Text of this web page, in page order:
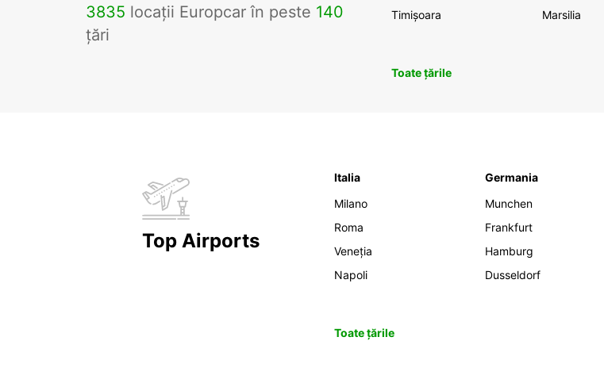
3835 locații Europcar în peste 140
țări
Timișoara
Marsilia
Toate țările
Top Airports
Italia
Milano
Roma
Veneția
Napoli
Germania
Munchen
Frankfurt
Hamburg
Dusseldorf
Toate țările